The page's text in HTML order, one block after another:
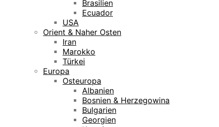
Brasilien
Ecuador
USA
Orient & Naher Osten
Iran
Marokko
Türkei
Europa
Osteuropa
Albanien
Bosnien & Herzegowina
Bulgarien
Georgien